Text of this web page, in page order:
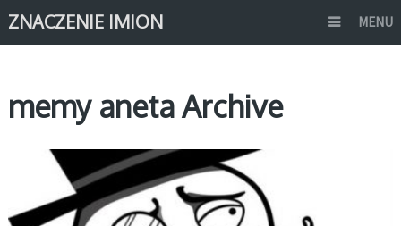
ZNACZENIE IMION MENU
memy aneta Archive
MEMY IMIONA